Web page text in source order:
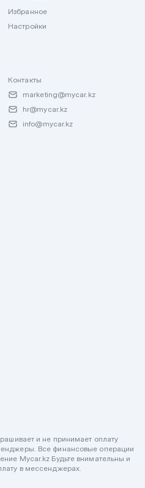
Избранное
Настройки
Контакты
marketing@mycar.kz
hr@mycar.kz
info@mycar.kz
и не принимает оплату
Все финансовые операции
Mycar.kz Будьте внимательны и
в мессенджерах.